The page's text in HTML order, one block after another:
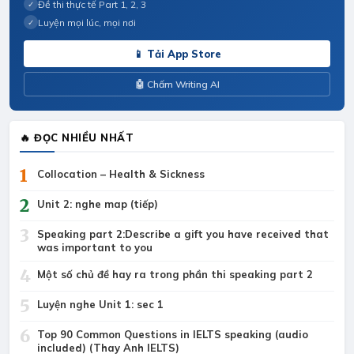
✓ Đề thi thực tế Part 1, 2, 3
✓ Luyện mọi lúc, mọi nơi
📱 Tải App Store
🤖 Chấm Writing AI
🔥 ĐỌC NHIỀU NHẤT
1 Collocation – Health & Sickness
2 Unit 2: nghe map (tiếp)
3
Speaking part 2:Describe a gift you have received that
was important to you
4 Một số chủ đề hay ra trong phần thi speaking part 2
5 Luyện nghe Unit 1: sec 1
6
Top 90 Common Questions in IELTS speaking (audio
included) (Thay Anh IELTS)